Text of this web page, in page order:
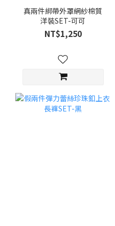
真兩件綁帶外罩網紗棉質
洋裝SET-可可
NT$1,250